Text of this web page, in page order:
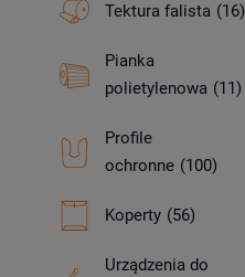
Tektura falista (16)
Pianka
polietylenowa (11)
Profile
ochronne (100)
Koperty (56)
Urządzenia do